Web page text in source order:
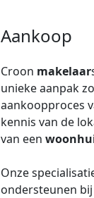
Aankoop
Croon makelaar
unieke aanpak
aankoopproces
kennis van de
van een
Onze
ondersteunen